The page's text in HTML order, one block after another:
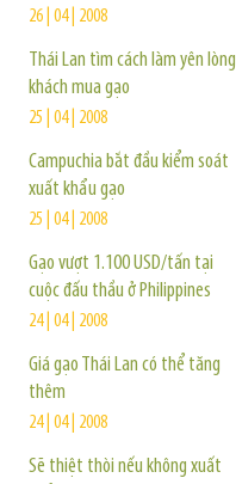
26 | 04 | 2008
Thái Lan tìm cách làm yên lòng
khách mua gạo
25 | 04 | 2008
Campuchia bắt đầu kiểm soát
xuất khẩu gạo
25 | 04 | 2008
Gạo vượt 1.100 USD/tấn tại
cuộc đấu thầu ở Philippines
24 | 04 | 2008
Giá gạo Thái Lan có thể tăng
thêm
24 | 04 | 2008
Sẽ thiệt thòi nếu không xuất